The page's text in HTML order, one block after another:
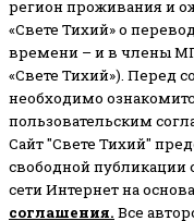
регион проживания и
«Свете Тихий» о
времени – и в члены
«Свете Тихий»). Перед
необходимо
пользовательским
Сайт "Свете Тихий"
свободной публикации
сети Интернет на
соглашения. Все